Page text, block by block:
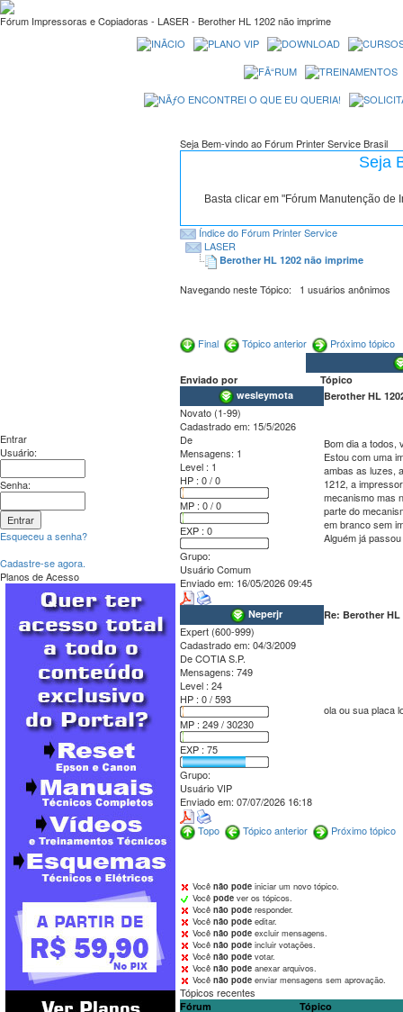
Fórum Impressoras e Copiadoras - LASER - Berother HL 1202 não imprime
Entrar
Usuário:
Senha:
Esqueceu a senha?
Cadastre-se agora.
Planos de Acesso
Seja Bem-vindo ao Fórum Printer Service Brasil
Seja
Basta clicar em "Fórum Manutenção de
Índice do Fórum Printer Service
LASER
Berother HL 1202 não imprime
Navegando neste Tópico: 1 usuários anônimos
Final Tópico anterior Próximo tópico
Enviado por
Tópico
wesleymota
Berother HL
Novato (1-99)
Cadastrado em: 15/5/2026
De
Mensagens: 1
Level : 1
HP : 0 / 0
MP : 0 / 0
EXP : 0
Grupo:
Usuário Comum
Bom dia a todos,
Estou com uma
ambas as luzes,
1212, a
mecanismo mas
parte do
em branco sem
Alguém já
Enviado em: 16/05/2026 09:45
Neperjr Re: Berother
Expert (600-999)
Cadastrado em: 04/3/2009
DeCOTIA S.P.
Mensagens: 749
Level : 24
HP : 0 / 593
MP : 249 / 30230
EXP : 75
Grupo:
Usuário VIP
ola ou sua placa
Enviado em: 07/07/2026 16:18
Topo
Tópico anterior Próximo tópico
Você não pode iniciar um novo tópico.
Você pode ver os tópicos.
Você não pode responder.
Você não pode editar.
Você não pode excluir mensagens.
Você não pode incluir votações.
Você não pode votar.
Você não pode anexar arquivos.
Você não pode enviar mensagens sem aprovação.
Tópicos recentes
Fórum Tópico